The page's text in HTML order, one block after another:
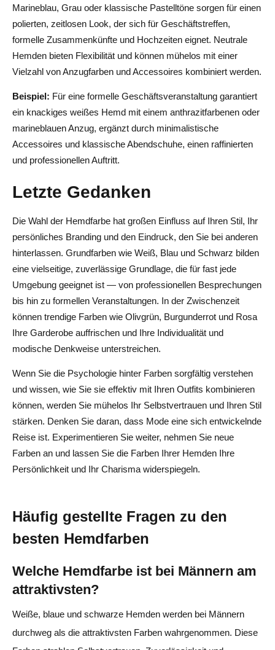
Marineblau, Grau oder klassische Pastelltöne sorgen für einen
polierten, zeitlosen Look, der sich für Geschäftstreffen,
formelle Zusammenkünfte und Hochzeiten eignet. Neutrale
Hemden bieten Flexibilität und können mühelos mit einer
Vielzahl von Anzugfarben und Accessoires kombiniert werden.
Beispiel: Für eine formelle Geschäftsveranstaltung garantiert
ein knackiges weißes Hemd mit einem anthrazitfarbenen oder
marineblauen Anzug, ergänzt durch minimalistische
Accessoires und klassische Abendschuhe, einen raffinierten
und professionellen Auftritt.
Letzte Gedanken
Die Wahl der Hemdfarbe hat großen Einfluss auf Ihren Stil, Ihr
persönliches Branding und den Eindruck, den Sie bei anderen
hinterlassen. Grundfarben wie Weiß, Blau und Schwarz bilden
eine vielseitige, zuverlässige Grundlage, die für fast jede
Umgebung geeignet ist — von professionellen Besprechungen
bis hin zu formellen Veranstaltungen. In der Zwischenzeit
können trendige Farben wie Olivgrün, Burgunderrot und Rosa
Ihre Garderobe auffrischen und Ihre Individualität und
modische Denkweise unterstreichen.
Wenn Sie die Psychologie hinter Farben sorgfältig verstehen
und wissen, wie Sie sie effektiv mit Ihren Outfits kombinieren
können, werden Sie mühelos Ihr Selbstvertrauen und Ihren Stil
stärken. Denken Sie daran, dass Mode eine sich entwickelnde
Reise ist. Experimentieren Sie weiter, nehmen Sie neue
Farben an und lassen Sie die Farben Ihrer Hemden Ihre
Persönlichkeit und Ihr Charisma widerspiegeln.
Häufig gestellte Fragen zu den
besten Hemdfarben
Welche Hemdfarbe ist bei Männern am
attraktivsten?
Weiße, blaue und schwarze Hemden werden bei Männern
durchweg als die attraktivsten Farben wahrgenommen. Diese